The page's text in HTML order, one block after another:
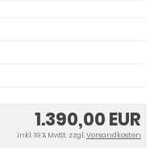
1.390,00 EUR
inkl. 19 % MwSt. zzgl.Versandkosten